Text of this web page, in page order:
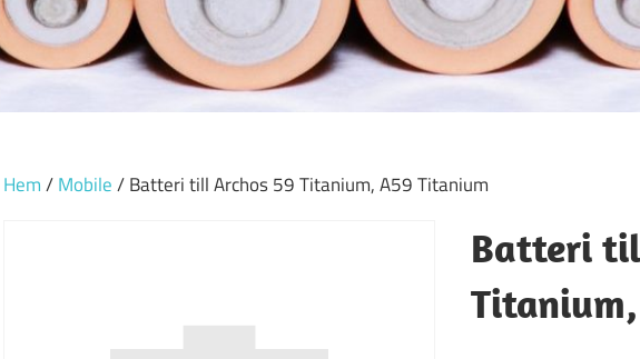
Hem/Mobile/ Batteri till Archos 59 Titanium, A59 Titanium
Batteri